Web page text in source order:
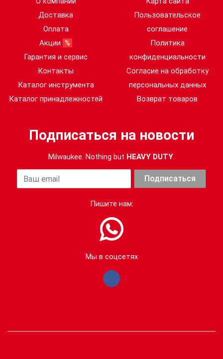
Емкость аккумулятора
Емкость аккумулятора
Емкость аккумулятора
Тип аккумулятора: Li-ion
Доставка
Оплата
Акции %
Гарантия и сервис
Контакты
Каталог инструмента
Каталог принадлежностей
Пользовательское
соглашение
Политика
конфиденциальности
Согласие на обработку
персональных данных
Возврат товаров
Подписаться на новости
Milwaukee. Nothing but HEAVY DUTY.
Ваша почта Подписаться
Пишите нам:
Мы в соцсетях